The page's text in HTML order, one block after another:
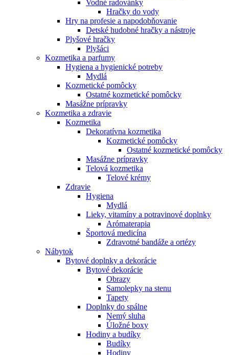
Vodné radovánky
Hračky do vody
Hry na profesie a napodobňovanie
Detské hudobné hračky a nástroje
Plyšové hračky
Plyšáci
Kozmetika a parfumy
Hygiena a hygienické potreby
Mydlá
Kozmetické pomôcky
Ostatné kozmetické pomôcky
Masážne prípravky
Kozmetika a zdravie
Kozmetika
Dekoratívna kozmetika
Kozmetické pomôcky
Ostatné kozmetické pomôcky
Masážne prípravky
Telová kozmetika
Telové krémy
Zdravie
Hygiena
Mydlá
Lieky, vitamíny a potravinové doplnky
Arómaterapia
Športová medicína
Zdravotné bandáže a ortézy
Nábytok
Bytové doplnky a dekorácie
Bytové dekorácie
Obrazy
Samolepky na stenu
Tapety
Doplnky do spálne
Nemý sluha
Úložné boxy
Hodiny a budíky
Budíky
Hodiny